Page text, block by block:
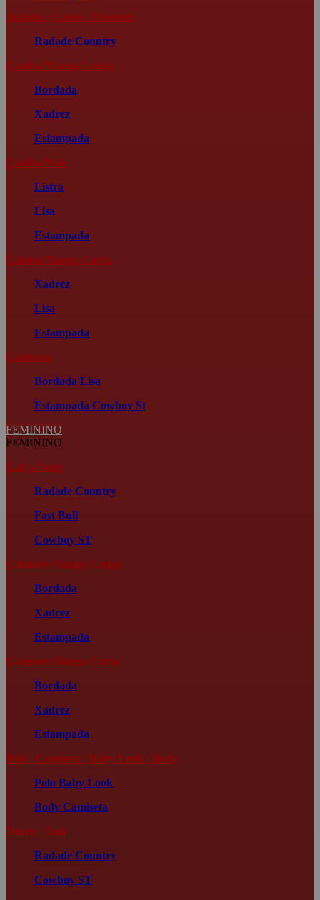
Jaqueta | Colete | Moletom
Radade Country
Camisa Manga Longa
Bordada
Xadrez
Estampada
Camisa Polo
Listra
Lisa
Estampada
Camisa Manga Curta
Xadrez
Lisa
Estampada
Camiseta
Bordada Lisa
Estampada Cowboy St
FEMININO
FEMININO
Calça Jeans
Radade Country
Fast Bull
Cowboy ST
Camisete Manga Longa
Bordada
Xadrez
Estampada
Camisete Manga Curta
Bordada
Xadrez
Estampada
Polo | Camiseta | Baby Look | Body
Polo Baby Look
Body Camiseta
Shorts | Saia
Radade Country
Cowboy ST